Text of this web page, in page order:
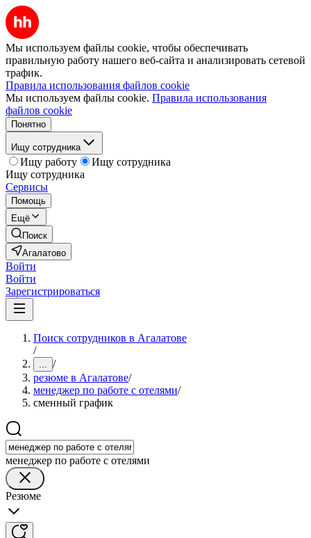
Мы используем файлы cookie, чтобы обеспечивать
правильную работу нашего веб-сайта и анализировать сетевой
трафик.
Правила использования файлов cookie
Мы используем файлы cookie. Правила использования
файлов cookie
Понятно
Ищу сотрудника
Ищу работу
Ищу сотрудника
Ищу сотрудника
Сервисы
Помощь
Ещё
Поиск
Агалатово
Войти
Войти
Зарегистрироваться
Поиск сотрудников в Агалатове
/
... /
резюме в Агалатове/
менеджер по работе с отелями/
сменный график
менеджер по работе с отелями
Резюме